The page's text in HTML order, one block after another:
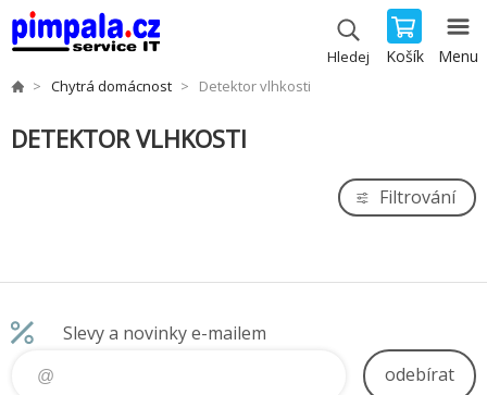
Hledej Košík Menu
Chytrá domácnost Detektor vlhkosti
DETEKTOR VLHKOSTI
Filtrování
Slevy a novinky e-mailem
odebírat